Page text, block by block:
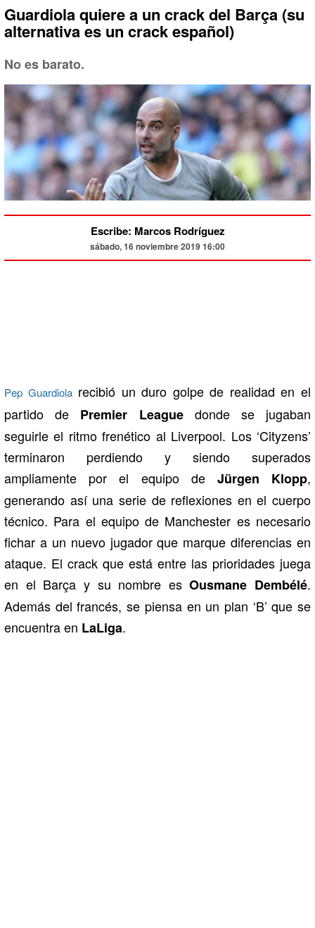
Guardiola quiere a un crack del Barça (su
alternativa es un crack español)
No es barato.
Escribe: Marcos Rodríguez
sábado, 16 noviembre 2019 16:00
Pep Guardiolarecibió un duro golpe de realidad en el
partido de Premier Leaguedonde se jugaban
seguirle el ritmo frenético al Liverpool. Los ‘Cityzens’
terminaron perdiendo y siendo superados
ampliamente por el equipo de Jürgen Klopp,
generando así una serie de reflexiones en el cuerpo
técnico. Para el equipo de Manchester es necesario
fichar a un nuevo jugador que marque diferencias en
ataque. El crack que está entre las prioridades juega
en el Barça y su nombre esOusmane Dembélé.
Además del francés, se piensa en un plan ‘B’ que se
encuentra en LaLiga.